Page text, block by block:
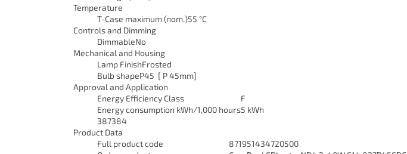
Temperature
T-Case maximum (nom.)55 °C
Controls and Dimming
DimmableNo
Mechanical and Housing
Lamp FinishFrosted
Bulb shapeP45 [ P 45mm]
Approval and Application
Energy Efficiency Class
F
Energy consumption kWh/1,000 hours5 kWh
387384
Product Data
Full product code
871951434720500